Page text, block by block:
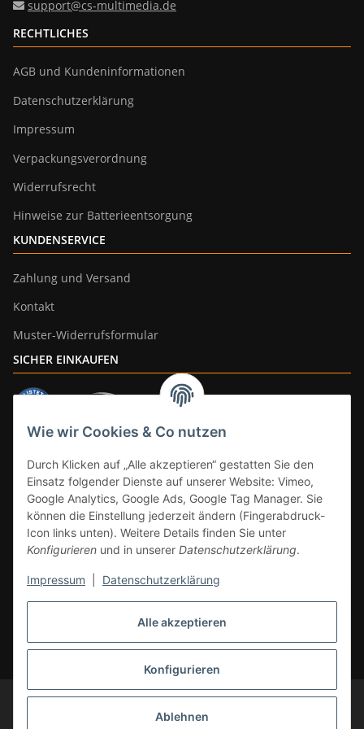
Alle akzeptieren
Konfigurieren
Ablehnen
Wie wir Cookies & Co nutzen
Durch Klicken auf „Alle akzeptieren“ gestatten Sie den
Einsatz folgender Dienste auf unserer Website: Vimeo,
Google Analytics, Google Ads, Google Tag Manager. Sie
können die Einstellung jederzeit ändern (Fingerabdruck-
Icon links unten). Weitere Details finden Sie unter
Konfigurieren und in unserer Datenschutzerklärung.
Impressum Datenschutzerklärung
support@cs-multimedia.de
RECHTLICHES
AGB und Kundeninformationen
Datenschutzerklärung
Impressum
Verpackungsverordnung
Widerrufsrecht
Hinweise zur Batterieentsorgung
KUNDENSERVICE
Zahlung und Versand
Kontakt
Muster-Widerrufsformular
SICHER EINKAUFEN
* Alle Preise inkl. gesetzlicher Mwst., zzgl.Versand
DE, gilt nicht für Großgeräte per Spedition). Artikel mit 0% MwSt. (gem. §
© CS-Multimedia GmbH
Änderungen und Irrtümer vorbehalten.
Abbildungen ähnlich, alle Angebote ohne Dekoration. Angebot gültig auf